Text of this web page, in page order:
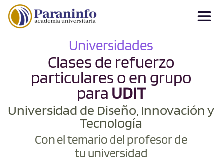
Universidades
Clases de refuerzo
particulares o en grupo
para UDIT
Universidad de Diseño, Innovación y
Tecnología
Con el temario del profesor de
tu universidad